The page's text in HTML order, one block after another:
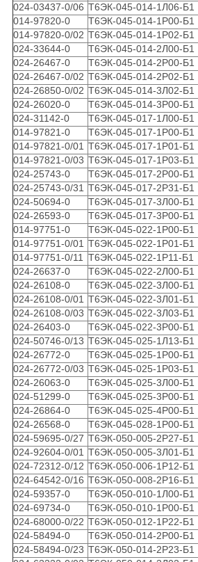
024-03437-0/06 Т6ЭК-045-014-1Л06-Б1
014-97820-0
Т6ЭК-045-014-1Р00-Б1
014-97820-0/02 Т6ЭК-045-014-1Р02-Б1
024-33644-0
Т6ЭК-045-014-2Л00-Б1
024-26467-0
Т6ЭК-045-014-2Р00-Б1
024-26467-0/02 Т6ЭК-045-014-2Р02-Б1
024-26850-0/02 Т6ЭК-045-014-3Л02-Б1
024-26020-0
Т6ЭК-045-014-3Р00-Б1
024-31142-0
Т6ЭК-045-017-1Л00-Б1
014-97821-0
Т6ЭК-045-017-1Р00-Б1
014-97821-0/01 Т6ЭК-045-017-1Р01-Б1
014-97821-0/03 Т6ЭК-045-017-1Р03-Б1
024-25743-0
Т6ЭК-045-017-2Р00-Б1
024-25743-0/31 Т6ЭК-045-017-2Р31-Б1
024-50694-0
Т6ЭК-045-017-3Л00-Б1
024-26593-0
Т6ЭК-045-017-3Р00-Б1
014-97751-0
Т6ЭК-045-022-1Р00-Б1
014-97751-0/01 Т6ЭК-045-022-1Р01-Б1
014-97751-0/11
Т6ЭК-045-022-1Р11-Б1
024-26637-0
Т6ЭК-045-022-2Л00-Б1
024-26108-0
Т6ЭК-045-022-3Л00-Б1
024-26108-0/01 Т6ЭК-045-022-3Л01-Б1
024-26108-0/03 Т6ЭК-045-022-3Л03-Б1
024-26403-0
Т6ЭК-045-022-3Р00-Б1
024-50746-0/13 Т6ЭК-045-025-1Л13-Б1
024-26772-0
Т6ЭК-045-025-1Р00-Б1
024-26772-0/03 Т6ЭК-045-025-1Р03-Б1
024-26063-0
Т6ЭК-045-025-3Л00-Б1
024-51299-0
Т6ЭК-045-025-3Р00-Б1
024-26864-0
Т6ЭК-045-025-4Р00-Б1
024-26568-0
Т6ЭК-045-028-1Р00-Б1
024-59695-0/27 Т6ЭК-050-005-2Р27-Б1
024-92604-0/01 Т6ЭК-050-005-3Л01-Б1
024-72312-0/12 Т6ЭК-050-006-1Р12-Б1
024-64542-0/16 Т6ЭК-050-008-2Р16-Б1
024-59357-0
Т6ЭК-050-010-1Л00-Б1
024-69734-0
Т6ЭК-050-010-1Р00-Б1
024-68000-0/22 Т6ЭК-050-012-1Р22-Б1
024-58494-0
Т6ЭК-050-014-2Р00-Б1
024-58494-0/23 Т6ЭК-050-014-2Р23-Б1